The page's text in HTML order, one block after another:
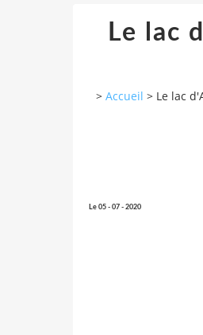
Le lac
> Accueil > Le lac
Le 05 - 07 - 2020